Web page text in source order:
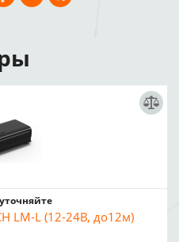
LM-L (12-24В, до12м)